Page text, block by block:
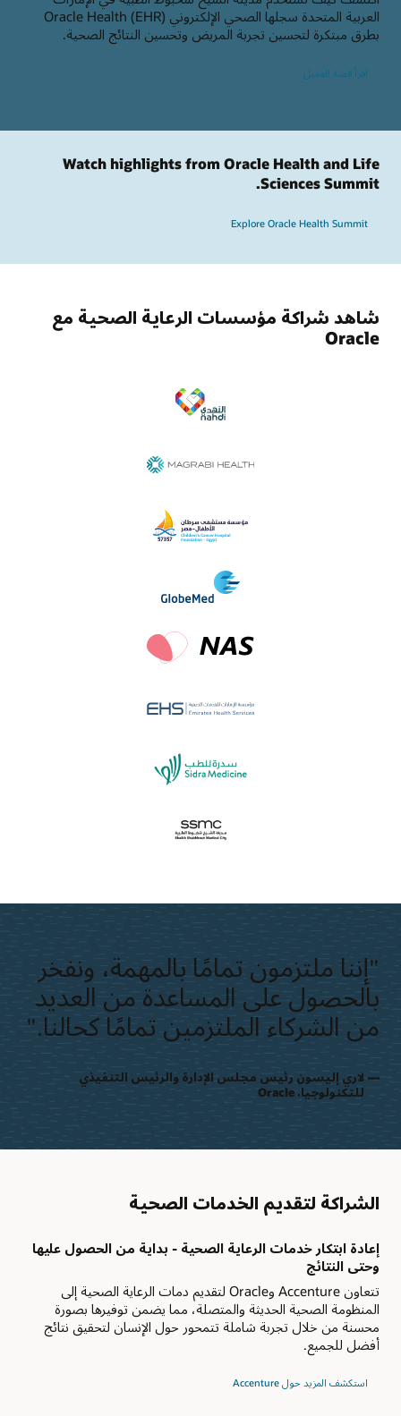
العربية المتحدة سجلها الصحي الإلكتروني Oracle Health (EHR)
بطرق مبتكرة لتحسين تجربة المريض وتحسين النتائج الصحية.
اقرأ قصة العميل
Watch highlights from Oracle Health and Life
Sciences Summit.
Explore Oracle Health Summit
شاهد شراكة مؤسسات الرعاية الصحية مع
Oracle
"إننا ملتزمون تمامًا بالمهمة، ونفخر
بالحصول على المساعدة من العديد
من الشركاء الملتزمين تمامًا كحالنا."
لاري إليسون؜ رئيس مجلس الإدارة والرئيس التنفيذي
للتكنولوجيا، Oracle
الشراكة لتقديم الخدمات الصحية
إعادة ابتكار خدمات الرعاية الصحية - بداية من الحصول عليها
وحتى النتائج
تتعاون Accenture وOracle لتقديم دمات الرعاية الصحية إلى
المنظومة الصحية الحديثة والمتصلة، مما يضمن توفيرها بصورة
محسنة من خلال تجربة شاملة تتمحور حول الإنسان لتحقيق نتائج
أفضل للجميع.
استكشف المزيد حول Accenture